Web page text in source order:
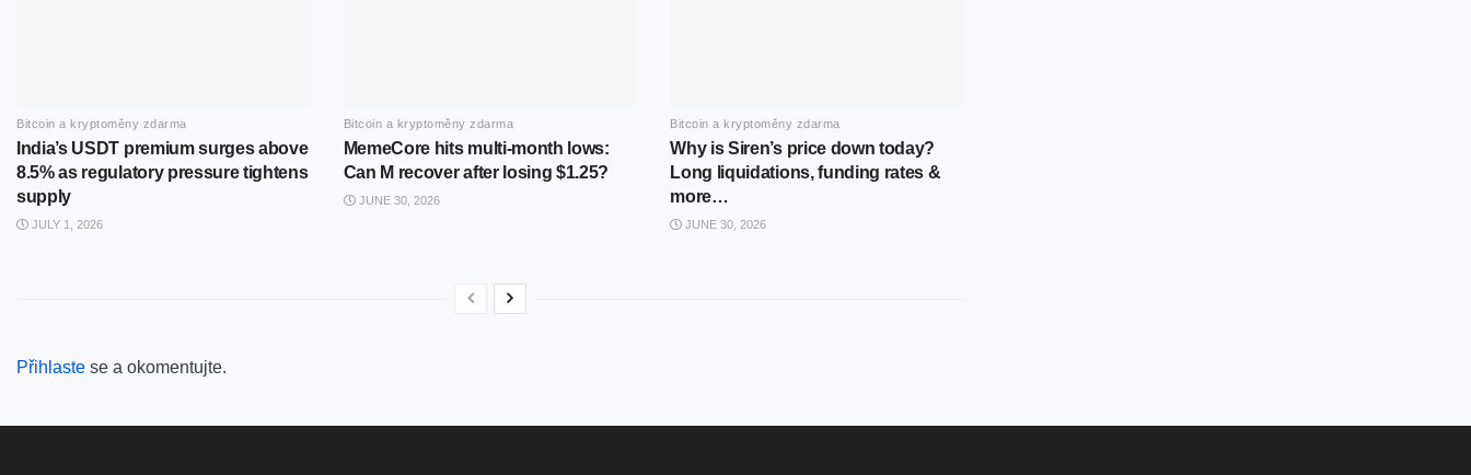
Bitcoin a kryptoměny zdarma
India’s USDT premium surges above
8.5% as regulatory pressure tightens
supply
JULY 1, 2026
Bitcoin a kryptoměny zdarma
MemeCore hits multi-month lows:
Can M recover after losing $1.25?
JUNE 30, 2026
Bitcoin a kryptoměny zdarma
Why is Siren’s price down today?
Long liquidations, funding rates &
more…
JUNE 30, 2026
Přihlaste se a okomentujte.